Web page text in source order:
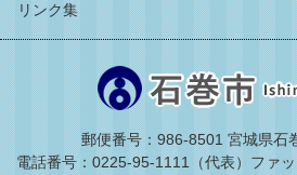
リンク集
郵便番号：986-8501 宮城県石
電話番号：0225-95-1111（代表） ファ